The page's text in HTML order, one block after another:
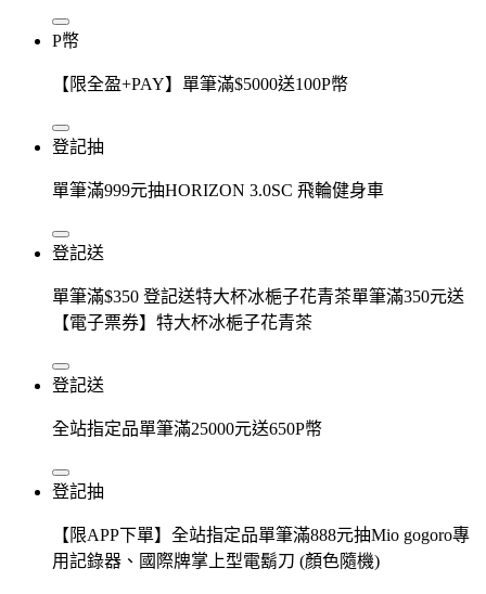
P幣
【限全盈+PAY】單筆滿$5000送100P幣
登記抽
單筆滿999元抽HORIZON 3.0SC 飛輪健身車
登記送
單筆滿$350 登記送特大杯冰梔子花青茶單筆滿350元送
【電子票券】特大杯冰梔子花青茶
登記送
全站指定品單筆滿25000元送650P幣
登記抽
【限APP下單】全站指定品單筆滿888元抽Mio gogoro專
用記錄器、國際牌掌上型電鬍刀 (顏色隨機)